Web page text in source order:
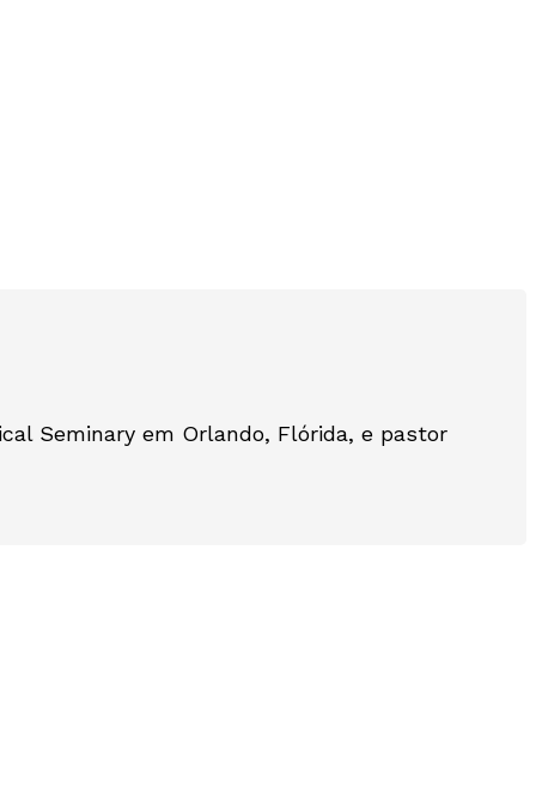
Seminary em Orlando, Flórida, e pastor